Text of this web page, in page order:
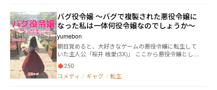
い。 なら使おう、ゲームの攻略対象を面接し別の女性
を紹介だ！ ◆王子の婚約を“破談”ではなく“婚約移譲”で
破滅回避！ ◆縁結びの実績２件で国家自覚資格GET＆
貴族専門の結婚相談所開設！ ◆合法推し活ルート開
通！ ……と夢見た矢先、攻略対象の護衛騎士や執事系
男子、美形ハーフマーメイドなど、原作ゲームで脇を
固めていた面々が次々出現。 学園を回避してもエンカ
ウントする世界、なんで！？ 断罪ルートを親戚お節介
おばさん的に仲人じながらへし折り、貴族専門結婚相
バグ役令嬢 ～バグで複製された悪役令嬢に
なった私は一体何役令嬢なのでしょうか～
yumebon
朝目覚めると、大好きなゲームの悪役令嬢に転生して
いた主人公「桜井 結愛(3X)」 ここから悪役令嬢として
のバッドエンドルート回避な異世界生活が始まる… と
思っていたら、元の悪役令嬢もしっかり存在してい
て…？ 悪役令嬢『エリカ』ならぬ『ニエリカ』の、バ
250
コメディ / ギャグ / 転生